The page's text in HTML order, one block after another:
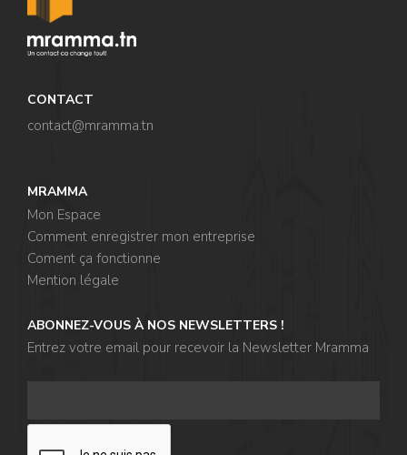
CONTACT
contact@mramma.tn
MRAMMA
Mon Espace
Comment enregistrer mon entreprise
Coment ça fonctionne
Mention légale
ABONNEZ-VOUS À NOS NEWSLETTERS !
Entrez votre email pour recevoir la Newsletter Mramma